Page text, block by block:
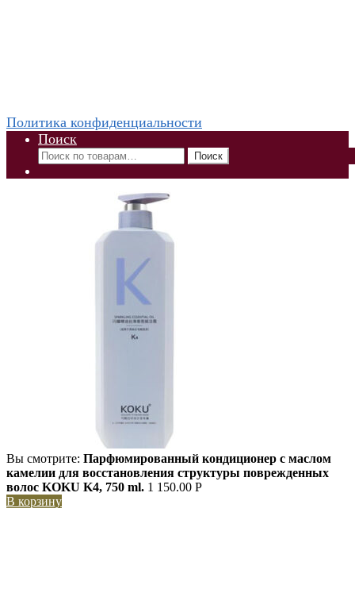
Политика конфиденциальности
Поиск
Искать: Поиск
Вы смотрите: Парфюмированный кондиционер с маслом
камелии для восстановления структуры поврежденных
волос KOKU K4, 750 ml. 1 150.00 Р
В корзину